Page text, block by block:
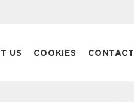
US COOKIES CONTACT